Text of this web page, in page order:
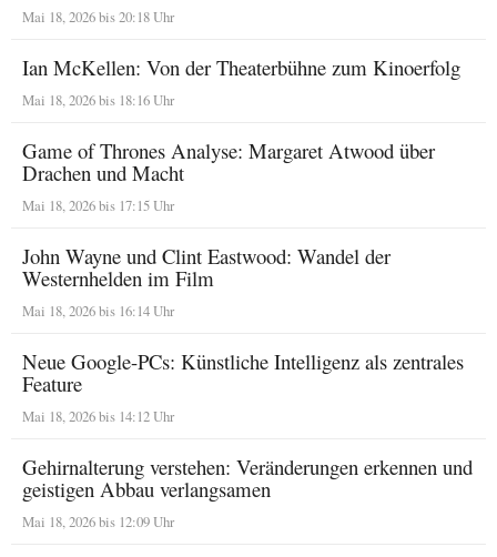
Mai 18, 2026 bis 20:18 Uhr
Ian McKellen: Von der Theaterbühne zum Kinoerfolg
Mai 18, 2026 bis 18:16 Uhr
Game of Thrones Analyse: Margaret Atwood über
Drachen und Macht
Mai 18, 2026 bis 17:15 Uhr
John Wayne und Clint Eastwood: Wandel der
Westernhelden im Film
Mai 18, 2026 bis 16:14 Uhr
Neue Google-PCs: Künstliche Intelligenz als zentrales
Feature
Mai 18, 2026 bis 14:12 Uhr
Gehirnalterung verstehen: Veränderungen erkennen und
geistigen Abbau verlangsamen
Mai 18, 2026 bis 12:09 Uhr